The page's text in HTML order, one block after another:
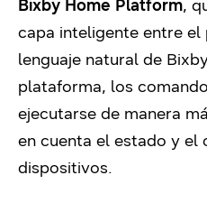
Bixby Home Platform,
capa inteligente entre
lenguaje natural de
plataforma, los
ejecutarse de manera
en cuenta el estado y el
dispositivos.